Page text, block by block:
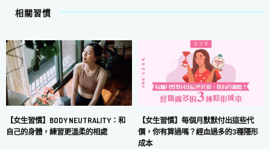
相關習慣
【女生習慣】BODY NEUTRALITY：和
自己的身體，練習更溫柔的相處
【女生習慣】每個月默默付出這些代
價，你有算過嗎？經血過多的3種隱形
成本